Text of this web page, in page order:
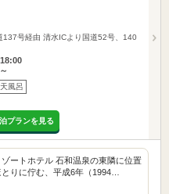
137号経由 清水ICより国道52号、140
風呂
プランを見る
ートホテル 石和温泉の東隣に位置
りに佇む、平成6年（1994…